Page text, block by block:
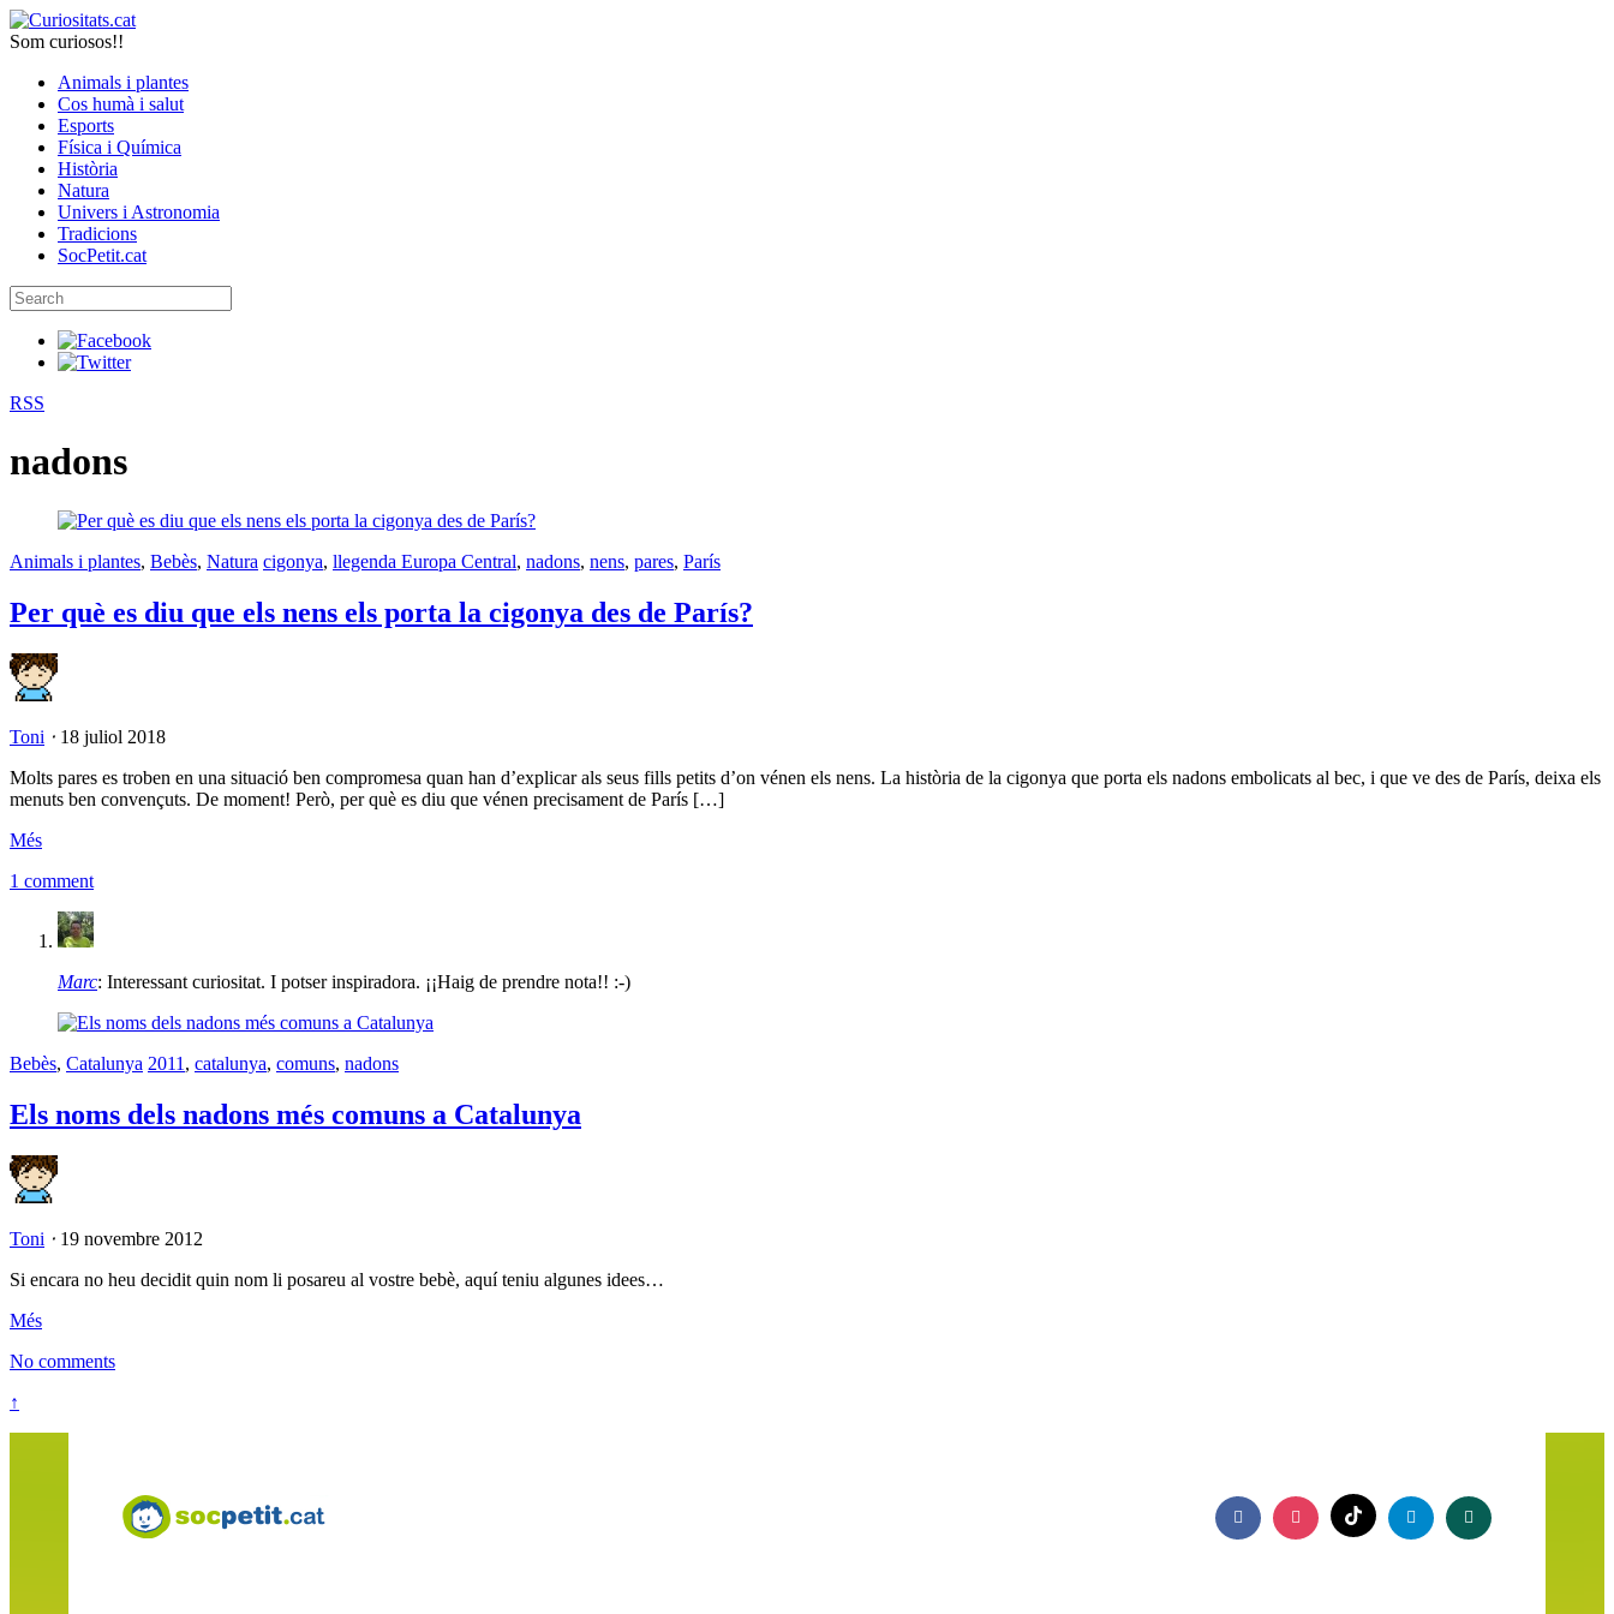
Som curiosos!!
Animals i plantes
Cos humà i salut
Esports
Física i Química
Història
Natura
Univers i Astronomia
Tradicions
SocPetit.cat
RSS
nadons
Animals i plantes, Bebès, Natura cigonya, llegenda Europa Central, nadons, nens, pares, París
Per què es diu que els nens els porta la cigonya des de París?
Toni ⋅ 18 juliol 2018
Molts pares es troben en una situació ben compromesa quan han d’explicar als seus fills petits d’on vénen els nens. La història de la cigonya que porta els nadons embolicats al bec, i que ve des de París, deixa els
menuts ben convençuts. De moment! Però, per què es diu que vénen precisament de París […]
Més
1 comment
Marc: Interessant curiositat. I potser inspiradora. ¡¡Haig de prendre nota!! :-)
Bebès, Catalunya 2011 , catalunya, comuns, nadons
Els noms dels nadons més comuns a Catalunya
Toni ⋅ 19 novembre 2012
Si encara no heu decidit quin nom li posareu al vostre bebè, aquí teniu algunes idees…
Més
No comments
↑